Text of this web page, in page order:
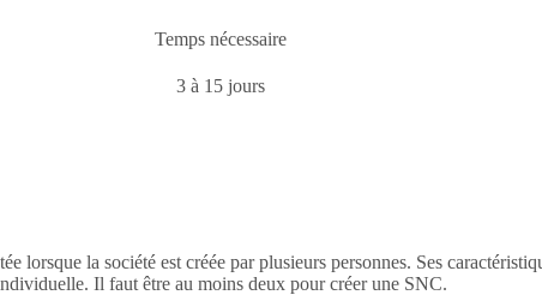
Temps nécessaire
3 à 15 jours
la société est créée par plusieurs personnes. Ses
Il faut être au moins deux pour créer une SNC.